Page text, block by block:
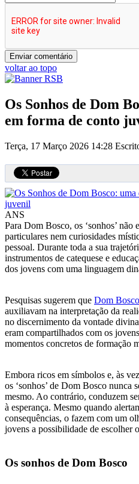
voltar ao topo
Os Sonhos de Dom
em forma de conto
Terça, 17 Março 2026 14:28
ANS
Para Dom Bosco, os ‘sonhos’ não
particulares nem curiosidades
pessoal. Durante toda a sua
instrumentos de catequese e
dos jovens com uma linguagem
Pesquisas sugerem que Dom Bosco
auxiliavam na interpretação da
no discernimento da vontade
eram compartilhados com os
momentos concretos de formação
Embora ricos em símbolos e, às
os ‘sonhos’ de Dom Bosco nunca
mesmo. Ao contrário, conduzem
à esperança. Mesmo quando
consequências, o fazem com um
jovens a possibilidade de escolher
Os sonhos de Dom Bosco